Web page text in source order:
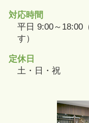
対応時間
平日 9:00～18:00
す）
定休日
土・日・祝